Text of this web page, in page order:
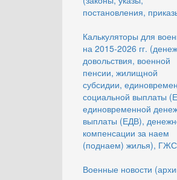
постановления,
Калькуляторы для
на 2015-2026 гг.
довольствия, военной
пенсии, жилищной
субсидии,
социальной выплаты
единовременной
выплаты (ЕДВ),
компенсации за наем
(поднаем) жилья), ГЖС
Военные новости